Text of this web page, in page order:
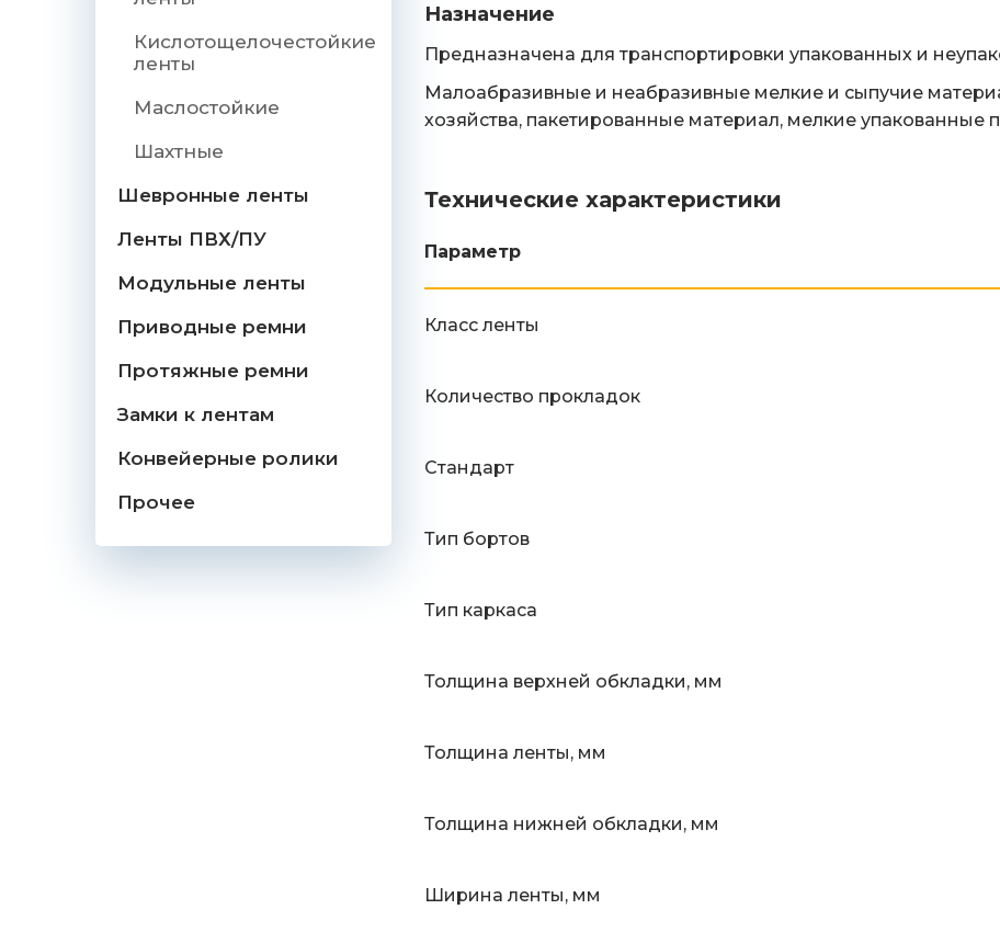
Кислотощелочестойкие
ленты
Маслостойкие
Шахтные
Шевронные ленты
Ленты ПВХ/ПУ
Модульные ленты
Приводные ремни
Протяжные ремни
Замки к лентам
Конвейерные ролики
Прочее
Назначение
Предназначена для транспортировки упакованных и
Малоабразивные и неабразивные мелкие и сыпучие
хозяйства, пакетированные материал, мелкие упакованные
Технические характеристики
Параметр
Класс ленты
Количество прокладок
Стандарт
Тип бортов
Тип каркаса
Толщина верхней обкладки, мм
Толщина ленты, мм
Толщина нижней обкладки, мм
Ширина ленты, мм